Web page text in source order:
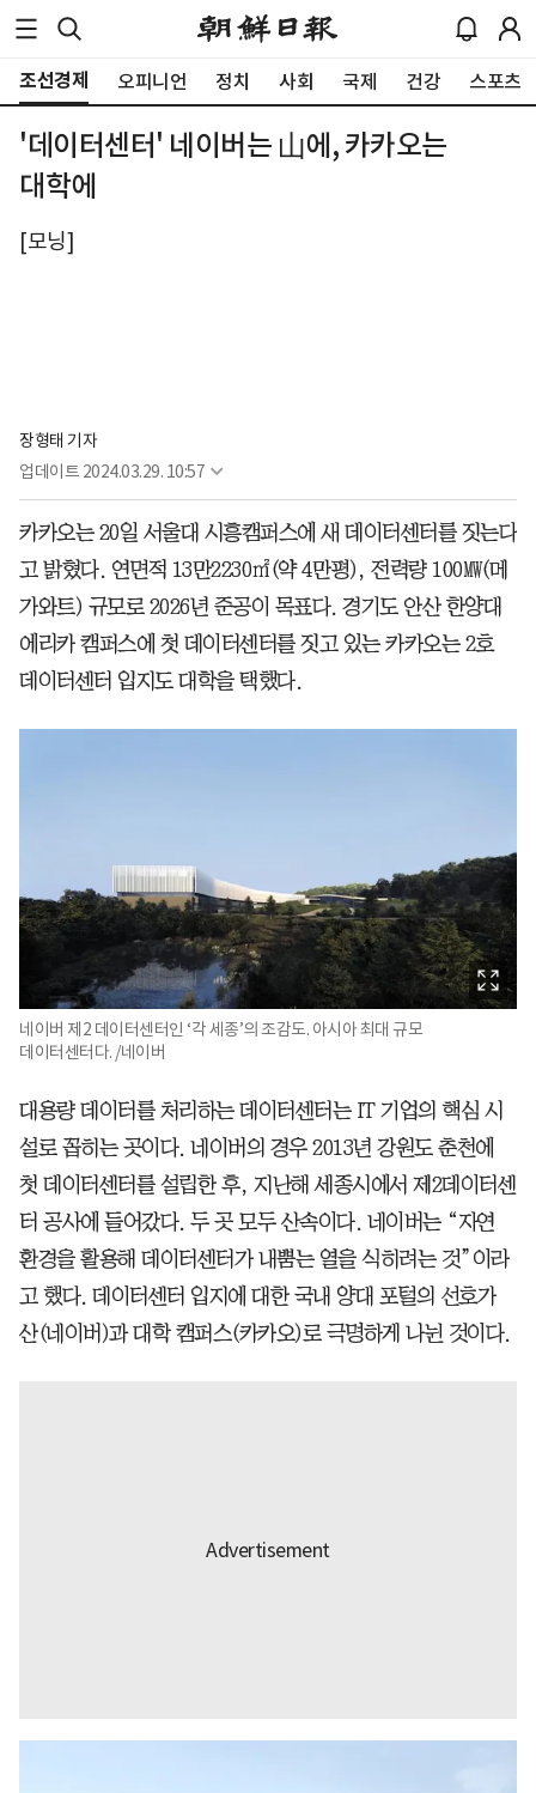
조선경제 오피니언 정치 사회 국제 건강 스포츠
'데이터센터' 네이버는 山에, 카카오는
대학에
[모닝]
장형태 기자
업데이트 2024.03.29. 10:57
카카오는 20일 서울대 시흥캠퍼스에 새 데이터센터를 짓는다
고 밝혔다. 연면적 13만2230㎡(약 4만평), 전력량 100㎿(메
가와트) 규모로 2026년 준공이 목표다. 경기도 안산 한양대
에리카 캠퍼스에 첫 데이터센터를 짓고 있는 카카오는 2호
데이터센터 입지도 대학을 택했다.
네이버 제2 데이터센터인 ‘각 세종’의 조감도. 아시아 최대 규모
데이터센터다. /네이버
대용량 데이터를 처리하는 데이터센터는 IT 기업의 핵심 시
설로 꼽히는 곳이다. 네이버의 경우 2013년 강원도 춘천에
첫 데이터센터를 설립한 후, 지난해 세종시에서 제2데이터센
터 공사에 들어갔다. 두 곳 모두 산속이다. 네이버는 “자연
환경을 활용해 데이터센터가 내뿜는 열을 식히려는 것”이라
고 했다. 데이터센터 입지에 대한 국내 양대 포털의 선호가
산(네이버)과 대학 캠퍼스(카카오)로 극명하게 나뉜 것이다.